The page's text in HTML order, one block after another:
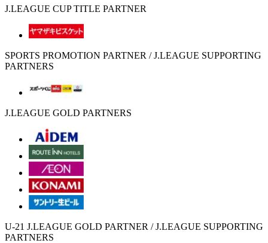
J.LEAGUE CUP TITLE PARTNER
SPORTS PROMOTION PARTNER / J.LEAGUE SUPPORTING
PARTNERS
J.LEAGUE GOLD PARTNERS
U-21 J.LEAGUE GOLD PARTNER / J.LEAGUE SUPPORTING
PARTNERS